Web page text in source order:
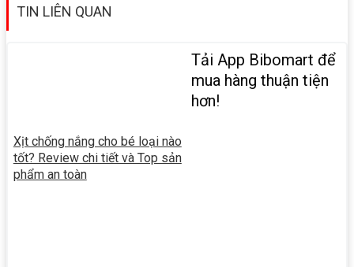
TIN LIÊN QUAN
Xịt chống nắng cho bé loại nào
tốt? Review chi tiết và Top sản
phẩm an toàn
Tải App Bibomart để
mua hàng thuận tiện
hơn!